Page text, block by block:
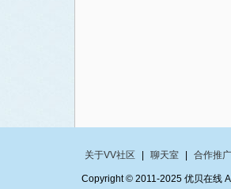
关于VV社区 聊天室 合作推广
Copyright © 2011-2025 优贝在线